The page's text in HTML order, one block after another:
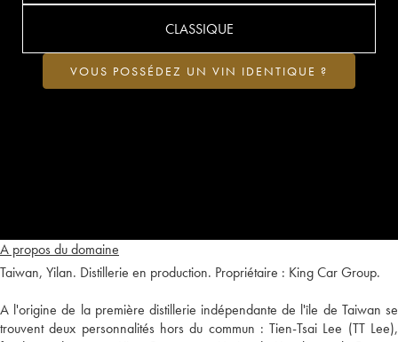
A propos du domaine
Taiwan, Yilan. Distillerie en production. Propriétaire : King Car Group.
A l'origine de la première distillerie indépendante de l'île de Taiwan se
trouvent deux personnalités hors du commun : Tien-Tsai Lee (TT Lee),
CLASSIQUE
VOUS POSSÉDEZ UN VIN IDENTIQUE ?